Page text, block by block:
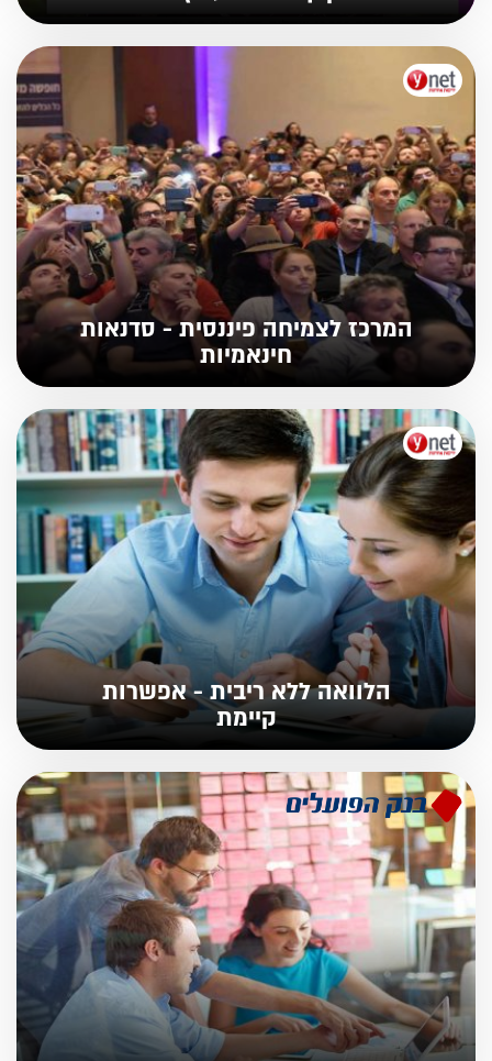
המרכז לצמיחה פיננסית - סדנאות
חינאמיות
הלוואה ללא ריבית - אפשרות
קיימת